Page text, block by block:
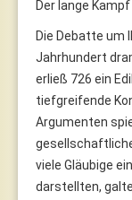
Der lange
Die Debatte um
Jahrhundert
erließ 726 ein
tiefgreifende
Argumenten
viele Gläubige
darstellten,